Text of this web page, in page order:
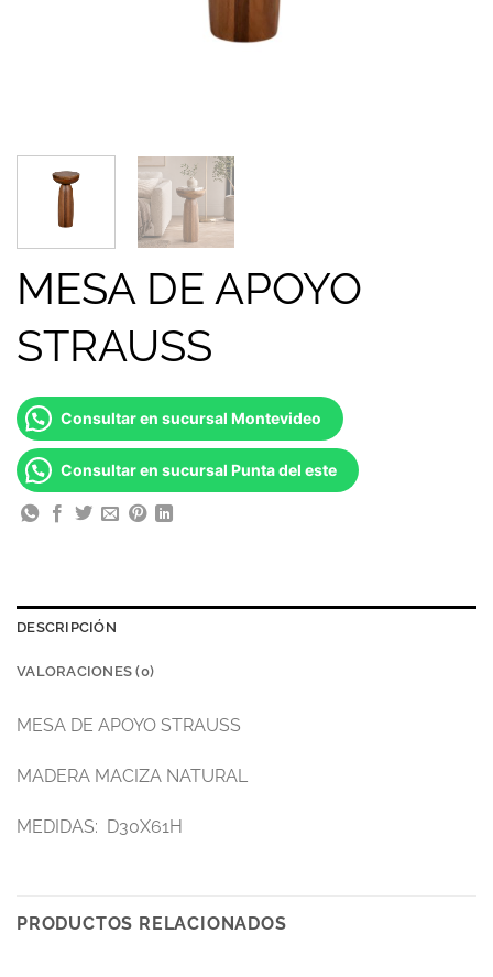
MESA DE APOYO
STRAUSS
Consultar en sucursal Montevideo
Consultar en sucursal Punta del este
DESCRIPCIÓN
VALORACIONES (0)
MESA DE APOYO STRAUSS
MADERA MACIZA NATURAL
MEDIDAS: D30X61H
PRODUCTOS RELACIONADOS